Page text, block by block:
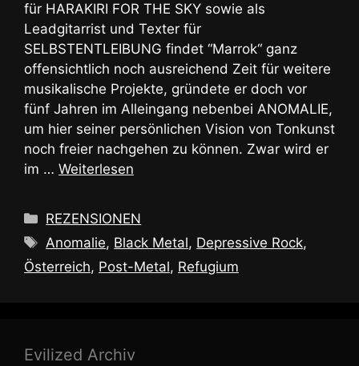
für HARAKIRI FOR THE SKY sowie als
Leadgitarrist und Texter für
SELBSTENTLEIBUNG findet “Marrok“ ganz
offensichtlich noch ausreichend Zeit für weitere
musikalische Projekte, gründete er doch vor
fünf Jahren im Alleingang nebenbei ANOMALIE,
um hier seiner persönlichen Vision von Tonkunst
noch freier nachgehen zu können. Zwar wird er
im … Weiterlesen
Kategorien
REZENSIONEN
Schlagwörter
Anomalie, Black Metal, Depressive Rock,
Österreich, Post-Metal, Refugium
Evilized Archiv